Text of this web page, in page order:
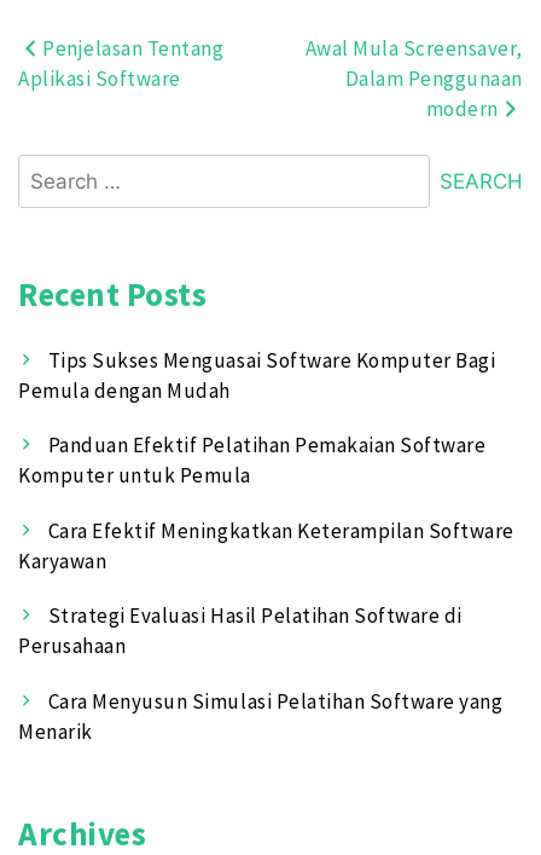
Post
Penjelasan Tentang
Aplikasi Software
Awal Mula Screensaver,
Dalam Penggunaan
modern
Search
for:
Recent Posts
Tips Sukses Menguasai Software Komputer Bagi
Pemula dengan Mudah
Panduan Efektif Pelatihan Pemakaian Software
Komputer untuk Pemula
Cara Efektif Meningkatkan Keterampilan Software
Karyawan
Strategi Evaluasi Hasil Pelatihan Software di
Perusahaan
Cara Menyusun Simulasi Pelatihan Software yang
Menarik
Archives